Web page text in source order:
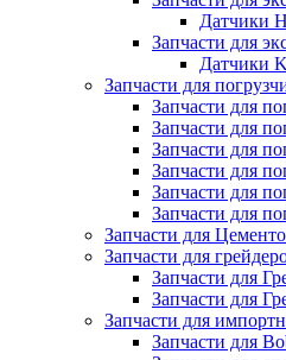
Датчики
Запчасти для
Датчики
Запчасти для
Запчасти для
Запчасти для
Запчасти для
Запчасти для
Запчасти для
Запчасти для
Запчасти для
Запчасти для
Запчасти для
Запчасти для
Запчасти для
Запчасти для